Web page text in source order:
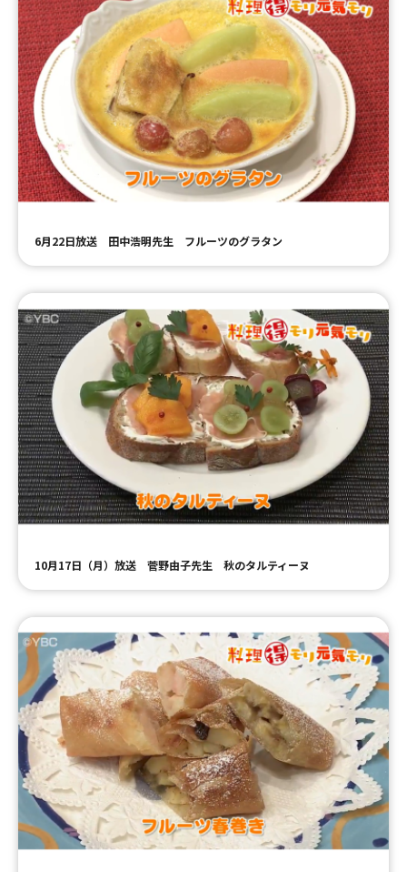
6月22日放送 田中浩明先生 フルーツのグラタン
10月17日（月）放送 菅野由子先生 秋のタルティーヌ